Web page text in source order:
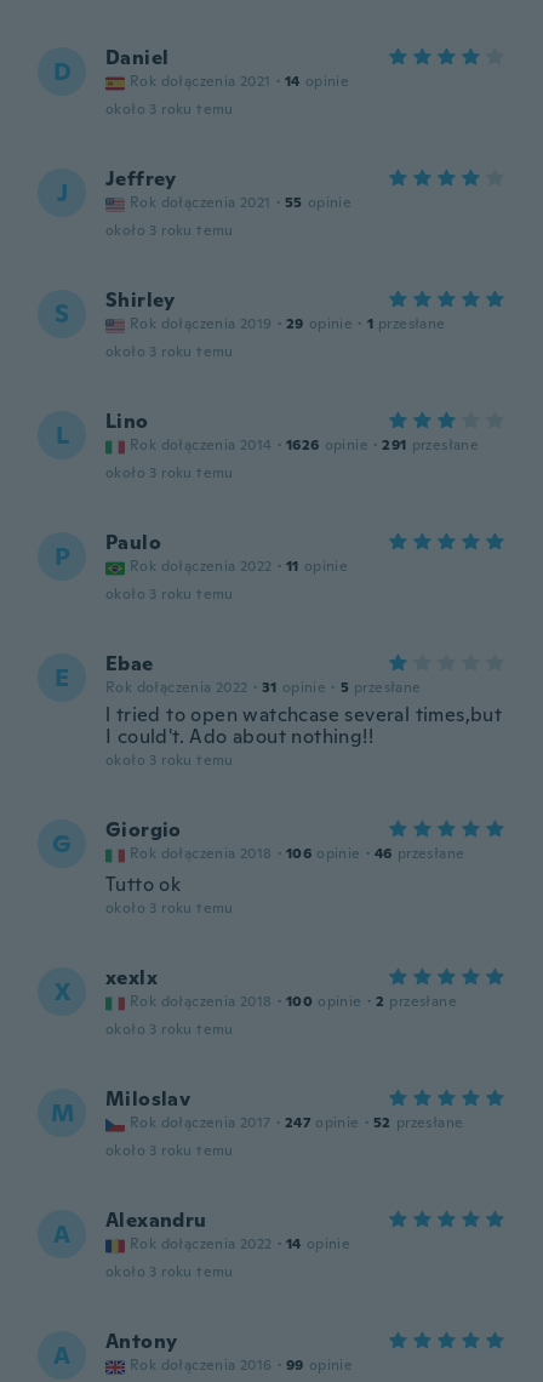
D Daniel
Rok dołączenia 2021 · 14 opinie
około 3 roku temu
J Jeffrey
Rok dołączenia 2021 · 55 opinie
około 3 roku temu
S Shirley
Rok dołączenia 2019 · 29 opinie · 1 przesłane
około 3 roku temu
L Lino
Rok dołączenia 2014 · 1626 opinie · 291 przesłane
około 3 roku temu
P Paulo
Rok dołączenia 2022 · 11 opinie
około 3 roku temu
E Ebae
Rok dołączenia 2022 · 31 opinie · 5 przesłane
l tried to open watchcase several times,but
I could't. Ado about nothing!!
około 3 roku temu
G Giorgio
Rok dołączenia 2018 · 106 opinie · 46 przesłane
Tutto ok
około 3 roku temu
X xexlx
Rok dołączenia 2018 · 100 opinie · 2 przesłane
około 3 roku temu
M Miloslav
Rok dołączenia 2017 · 247 opinie · 52 przesłane
około 3 roku temu
A Alexandru
Rok dołączenia 2022 · 14 opinie
około 3 roku temu
A Antony
Rok dołączenia 2016 · 99 opinie